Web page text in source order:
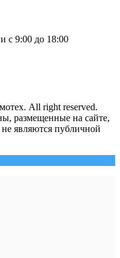
с 9:00 до 18:00
All right reserved.
размещенные на сайте,
являются публичной